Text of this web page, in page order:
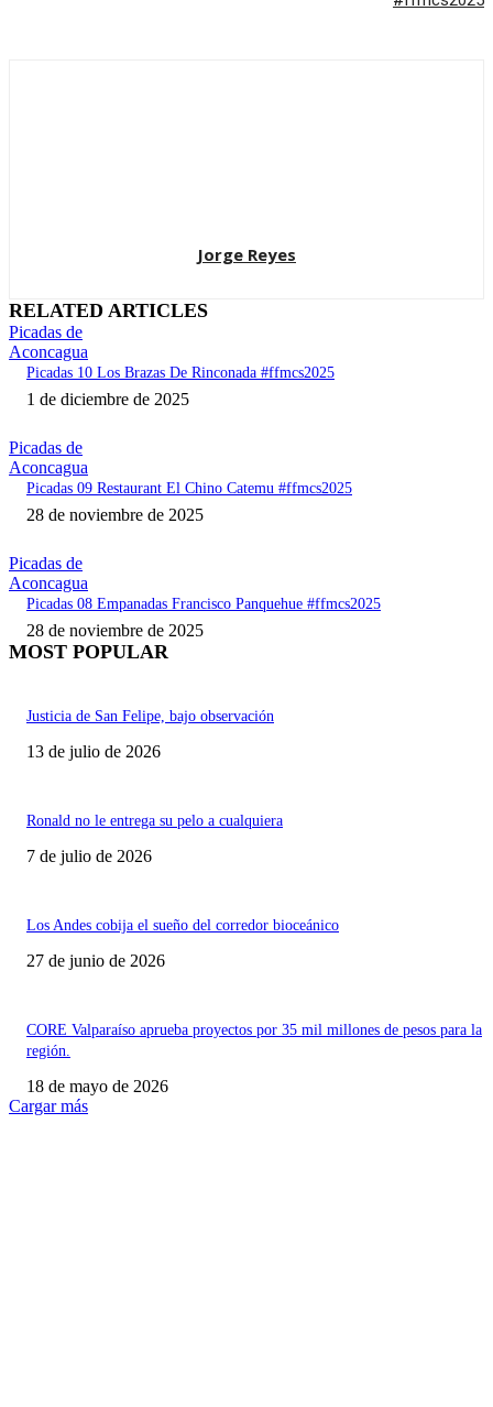
Jorge Reyes
RELATED ARTICLES
Picadas de
Aconcagua
Picadas 10 Los Brazas De Rinconada #ffmcs2025
1 de diciembre de 2025
Picadas de
Aconcagua
Picadas 09 Restaurant El Chino Catemu #ffmcs2025
28 de noviembre de 2025
Picadas de
Aconcagua
Picadas 08 Empanadas Francisco Panquehue #ffmcs2025
28 de noviembre de 2025
MOST POPULAR
Justicia de San Felipe, bajo observación
13 de julio de 2026
Ronald no le entrega su pelo a cualquiera
7 de julio de 2026
Los Andes cobija el sueño del corredor bioceánico
27 de junio de 2026
CORE Valparaíso aprueba proyectos por 35 mil millones de pesos para la
región.
18 de mayo de 2026
Cargar más